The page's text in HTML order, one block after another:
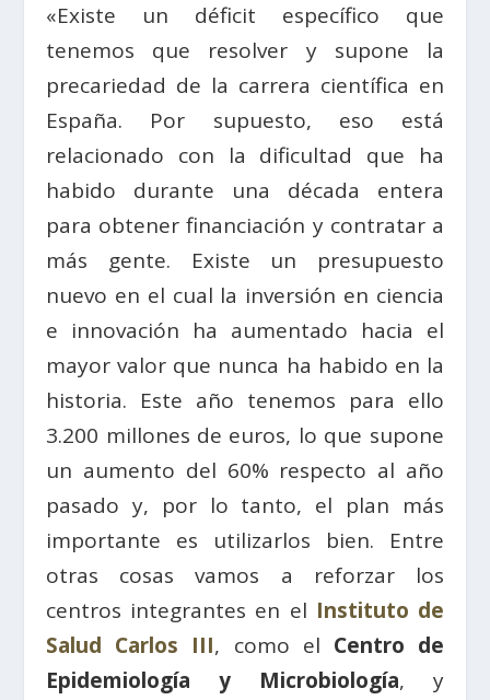
«Existe un déficit específico que
tenemos que resolver y supone la
precariedad de la carrera científica en
España. Por supuesto, eso está
relacionado con la dificultad que ha
habido durante una década entera
para obtener financiación y contratar a
más gente. Existe un presupuesto
nuevo en el cual la inversión en ciencia
e innovación ha aumentado hacia el
mayor valor que nunca ha habido en la
historia. Este año tenemos para ello
3.200 millones de euros, lo que supone
un aumento del 60% respecto al año
pasado y, por lo tanto, el plan más
importante es utilizarlos bien. Entre
otras cosas vamos a reforzar los
centros integrantes en el Instituto de
Salud Carlos III, como el Centro de
Epidemiología y Microbiología, y